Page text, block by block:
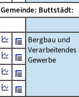
Gemeinde: Buttstädt:
Bergbau und
Verarbeitendes
Gewerbe